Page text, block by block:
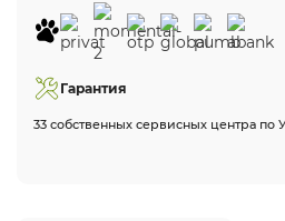
Гарантия
33 собственных сервисных центра по